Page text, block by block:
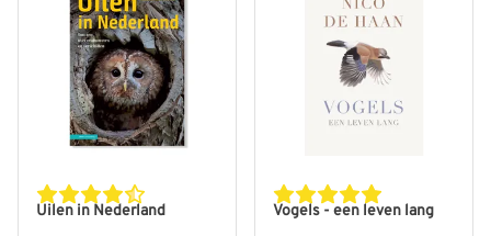
Uilen in Nederland Vogels - een leven lang